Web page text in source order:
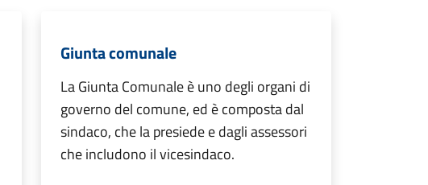
Giunta comunale
La Giunta Comunale è uno degli organi di
governo del comune, ed è composta dal
sindaco, che la presiede e dagli assessori
che includono il vicesindaco.